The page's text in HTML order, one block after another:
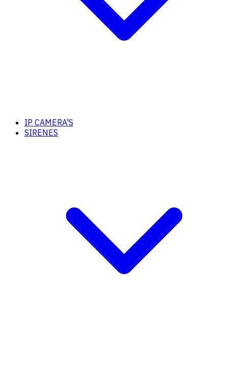
IP CAMERA'S
SIRENES